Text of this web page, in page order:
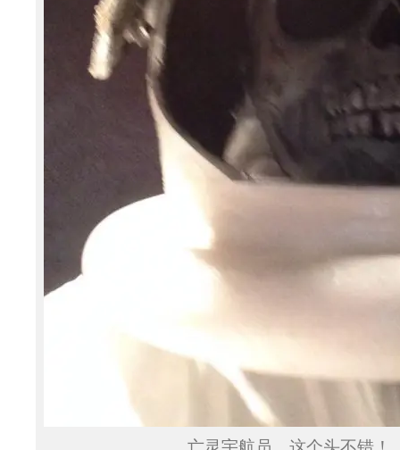
亡灵宇航员，这个头不错！